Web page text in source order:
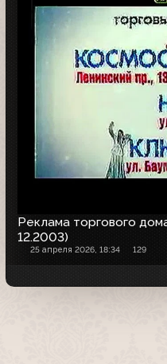
Реклама торгового
12.2003)
25 апреля 2026, 18:34 129